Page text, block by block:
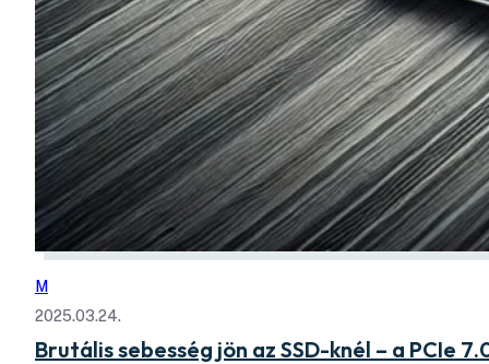
M
2025.03.24.
Brutális sebesség jön az SSD-knél – a PCIe